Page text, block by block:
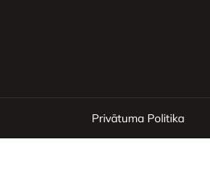
Privātuma Politika